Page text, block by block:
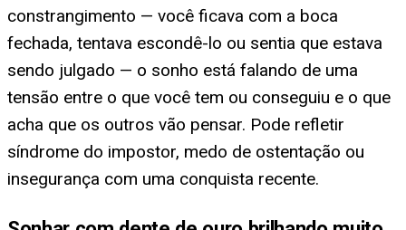
constrangimento — você ficava com a boca
fechada, tentava escondê-lo ou sentia que estava
sendo julgado — o sonho está falando de uma
tensão entre o que você tem ou conseguiu e o que
acha que os outros vão pensar. Pode refletir
síndrome do impostor, medo de ostentação ou
insegurança com uma conquista recente.